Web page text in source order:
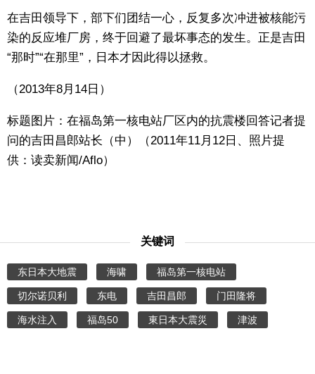
在吉田领导下，部下们团结一心，反复多次冲进被核能污
染的反应堆厂房，终于回避了最坏事态的发生。正是吉田
“那时”“在那里”，日本才因此得以拯救。
（2013年8月14日）
标题图片：在福岛第一核电站厂区内的抗震楼回答记者提
问的吉田昌郎站长（中）（2011年11月12日、照片提
供：读卖新闻/Aflo）
关键词
东日本大地震 海啸 福岛第一核电站
切尔诺贝利 东电 吉田昌郎 门田隆将
海水注入 福岛50 東日本大震災 津波